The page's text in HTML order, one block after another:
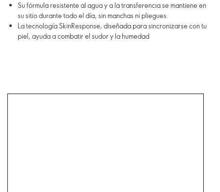
Su fórmula resistente al agua y a la transferencia se mantiene en
su sitio durante todo el día, sin manchas ni pliegues.
La tecnología SkinResponse, diseñada para sincronizarse con tu
piel, ayuda a combatir el sudor y la humedad